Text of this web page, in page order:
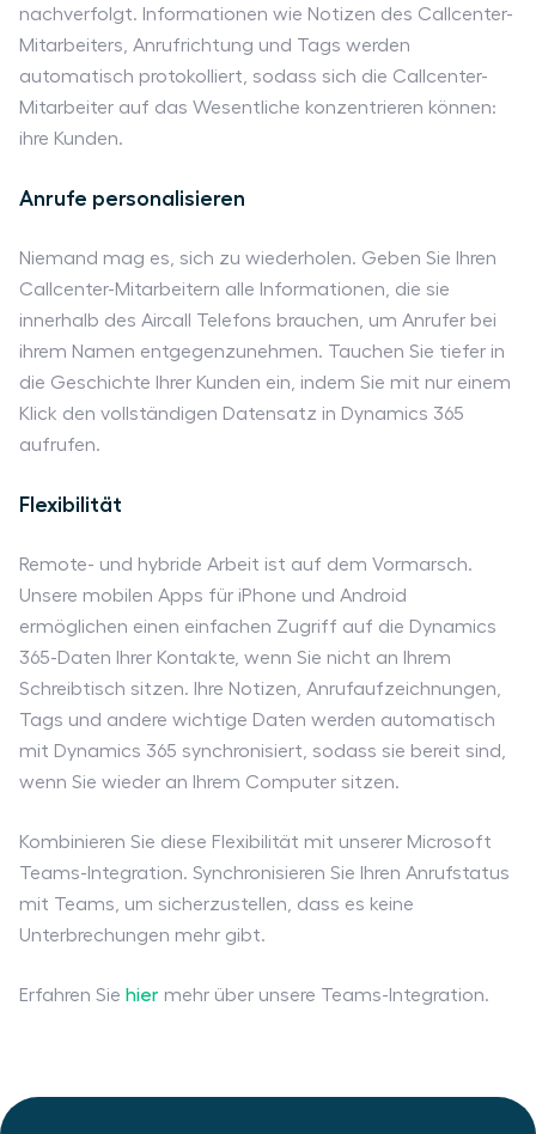
nachverfolgt. Informationen wie Notizen des Callcenter-
Mitarbeiters, Anrufrichtung und Tags werden
automatisch protokolliert, sodass sich die Callcenter-
Mitarbeiter auf das Wesentliche konzentrieren können:
ihre Kunden.
Anrufe personalisieren
Niemand mag es, sich zu wiederholen. Geben Sie Ihren
Callcenter-Mitarbeitern alle Informationen, die sie
innerhalb des Aircall Telefons brauchen, um Anrufer bei
ihrem Namen entgegenzunehmen. Tauchen Sie tiefer in
die Geschichte Ihrer Kunden ein, indem Sie mit nur einem
Klick den vollständigen Datensatz in Dynamics 365
aufrufen.
Flexibilität
Remote- und hybride Arbeit ist auf dem Vormarsch.
Unsere mobilen Apps für iPhone und Android
ermöglichen einen einfachen Zugriff auf die Dynamics
365-Daten Ihrer Kontakte, wenn Sie nicht an Ihrem
Schreibtisch sitzen. Ihre Notizen, Anrufaufzeichnungen,
Tags und andere wichtige Daten werden automatisch
mit Dynamics 365 synchronisiert, sodass sie bereit sind,
wenn Sie wieder an Ihrem Computer sitzen.
Kombinieren Sie diese Flexibilität mit unserer Microsoft
Teams-Integration. Synchronisieren Sie Ihren Anrufstatus
mit Teams, um sicherzustellen, dass es keine
Unterbrechungen mehr gibt.
Erfahren Sie hier mehr über unsere Teams-Integration.